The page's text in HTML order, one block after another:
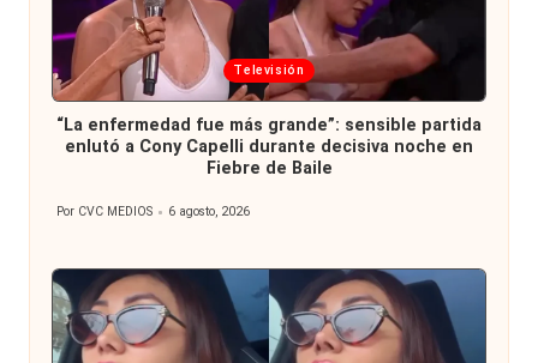
Publicada
en
Televisión
“La enfermedad fue más grande”: sensible partida
enlutó a Cony Capelli durante decisiva noche en
Fiebre de Baile
Publicado
Por CVC MEDIOS 6 agosto, 2026